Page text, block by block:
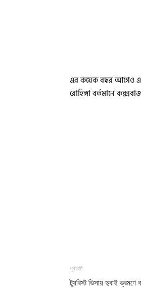
এর কয়েক বছর আগেও
রোহিঙ্গা বর্তমানে
পূর্ববর্তী
ট্যুরিস্ট ভিসায় দুবাই